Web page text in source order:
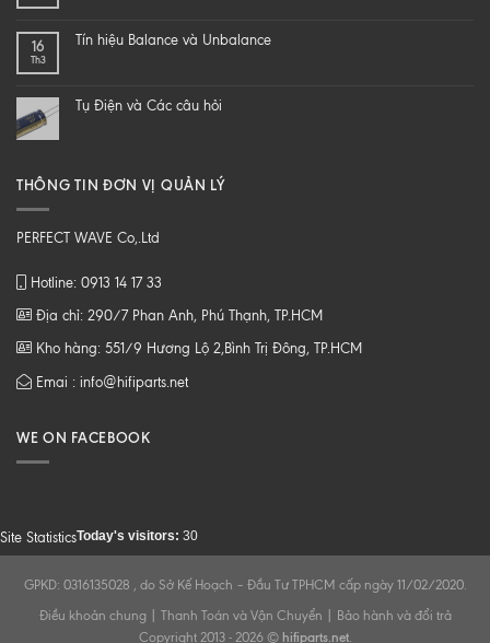
loa
Z
CHẤT
16
Th3
Tín hiệu Balance và Unbalance
Tụ Điện và Các câu hỏi
THÔNG TIN ĐƠN VỊ QUẢN LÝ
PERFECT WAVE Co,.Ltd
Hotline: 0913 14 17 33
Địa chỉ: 290/7 Phan Anh, Phú Thạnh, TP.HCM
Kho hàng: 551/9 Hương Lộ 2,Bình Trị Đông, TP.HCM
Emai : info@hifiparts.net
WE ON FACEBOOK
Site StatisticsToday's visitors: 30
GPKD: 0316135028 , do Sở Kế Hoạch – Đầu Tư TPHCM cấp ngày 11/02/2020.
Điều khoản chung| Thanh Toán và Vận Chuyển
Bảo hành và đổi trả
Copyright 2013 - 2026 © hifiparts.net.